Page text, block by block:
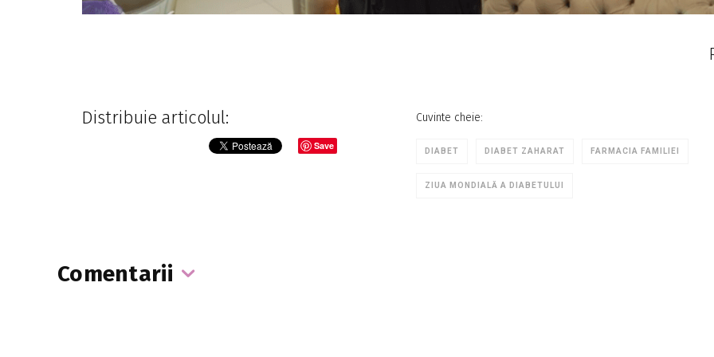
Distribuie articolul:
Save
Cuvinte cheie:
DIABET DIABET ZAHARAT FARMACIA FAMILIEI
ZIUA MONDIALĂ A DIABETULUI
Comentarii